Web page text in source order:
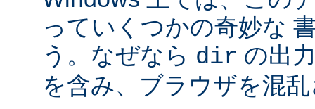
っていくつかの奇妙な
う。なぜなら dir の出
を含み、ブラウザを混